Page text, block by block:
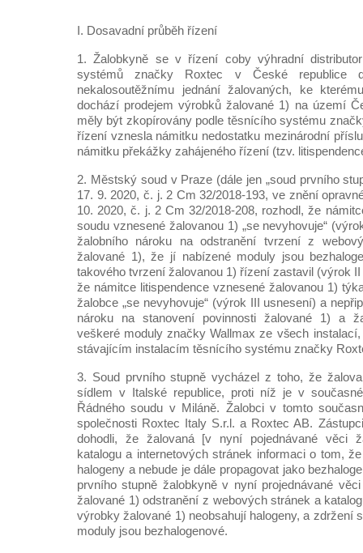
I. Dosavadní průběh řízení
1. Žalobkyně se v řízení coby výhradní
systémů značky Roxtec v České republice
nekalosoutěžnímu jednání žalovaných, ke
dochází prodejem výrobků žalované 1) na území
měly být zkopírovány podle těsnícího systému
řízení vznesla námitku nedostatku mezinárodní
námitku překážky zahájeného řízení (tzv.
2. Městský soud v Praze (dále jen „soud prvního
17. 9. 2020, č. j. 2 Cm 32/2018-193, ve znění
10. 2020, č. j. 2 Cm 32/2018-208, rozhodl, že
soudu vznesené žalovanou 1) „se nevyhovuje“
žalobního nároku na odstranění tvrzení z
žalované 1), že jí nabízené moduly jsou
takového tvrzení žalovanou 1) řízení zastavil (výrok
že námitce litispendence vznesené žalovanou 1)
žalobce „se nevyhovuje“ (výrok III usnesení) a
nároku na stanovení povinnosti žalované 1) a
veškeré moduly značky Wallmax ze všech
stávajícím instalacím těsnícího systému značky
3. Soud prvního stupně vycházel z toho, že
sídlem v Italské republice, proti níž je v
Řádného soudu v Miláně. Žalobci v tomto
společnosti Roxtec Italy S.r.l. a Roxtec AB.
dohodli, že žalovaná [v nyní pojednávané věci
katalogu a internetových stránek informaci o tom,
halogeny a nebude je dále propagovat jako
prvního stupně žalobkyně v nyní projednávané
žalované 1) odstranění z webových stránek a
výrobky žalované 1) neobsahují halogeny, a zdržení
moduly jsou bezhalogenové.